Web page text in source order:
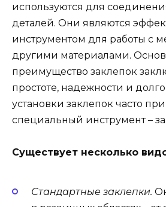
используются для
деталей. Они являются
инструментом для работы с
другими материалами.
преимущество заклепок
простоте, надежности и
установки заклепок часто
специальный инструмент –
Существует несколько
Стандартные заклепки.